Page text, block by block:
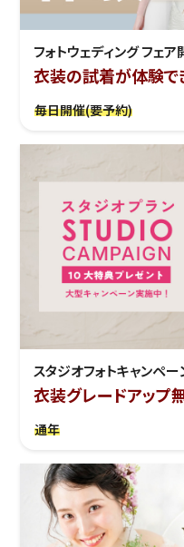
フォトウェディング フェア
衣装の試着が体験で
毎日開催(要予約)
スタジオフォトキャンペー
衣装グレードアップ
通年